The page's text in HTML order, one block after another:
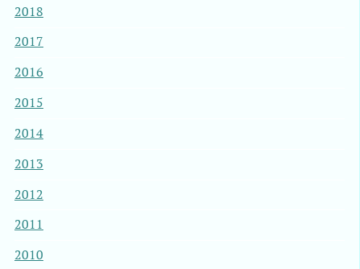
2018
2017
2016
2015
2014
2013
2012
2011
2010